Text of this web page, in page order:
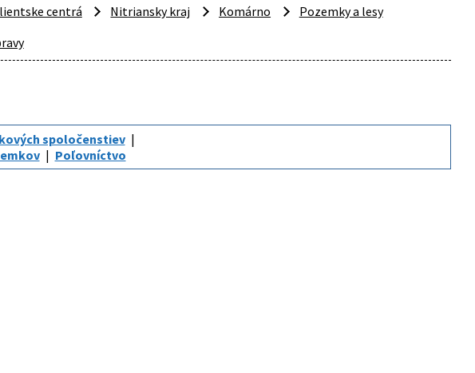
centrá Nitriansky kraj Komárno
Pozemky a lesy
spoločenstiev
Poľovníctvo